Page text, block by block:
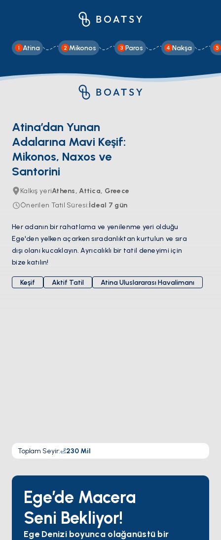
1 Atina 2 Mikonos 3 Paros 4 Nakşa 5
Atina’dan Yunan
Adalarına Mavi Keşif:
Mikonos, Naxos ve
Santorini
Kalkış yeriAthens, Attica, Greece
Önerilen Tatil Süresi:İdeal 7 gün
Her adanın bir rahatlama ve yenilenme yeri olduğu
Ege'den yelken açarken sıradanlıktan kurtulun ve sıra
dışı olanı kucaklayın. Ayrıcalıklı bir tatil deneyimi için
bize katılın!
Keşif Aktif Tatil Atina Uluslararası Havalimanı
Toplam Seyir: 230 Mil
Ege’de Macera
Seni Bekliyor!
Ege Denizi boyunca olağanüstü bir